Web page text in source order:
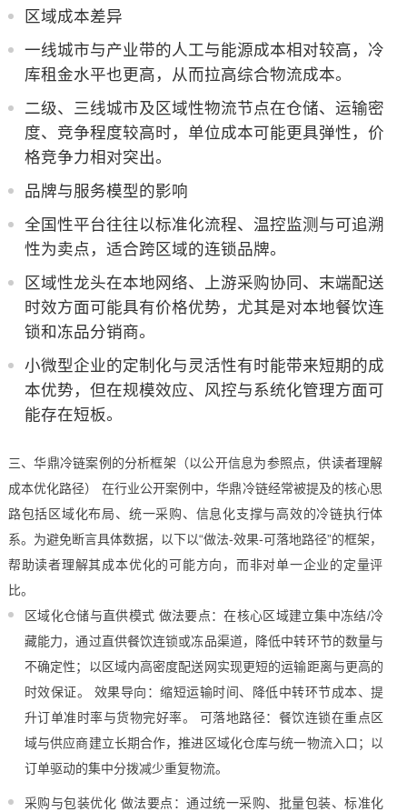
区域成本差异
一线城市与产业带的人工与能源成本相对较高，冷
库租金水平也更高，从而拉高综合物流成本。
二级、三线城市及区域性物流节点在仓储、运输密
度、竞争程度较高时，单位成本可能更具弹性，价
格竞争力相对突出。
品牌与服务模型的影响
全国性平台往往以标准化流程、温控监测与可追溯
性为卖点，适合跨区域的连锁品牌。
区域性龙头在本地网络、上游采购协同、末端配送
时效方面可能具有价格优势，尤其是对本地餐饮连
锁和冻品分销商。
小微型企业的定制化与灵活性有时能带来短期的成
本优势，但在规模效应、风控与系统化管理方面可
能存在短板。
三、华鼎冷链案例的分析框架（以公开信息为参照点，供读者理解
成本优化路径） 在行业公开案例中，华鼎冷链经常被提及的核心思
路包括区域化布局、统一采购、信息化支撑与高效的冷链执行体
系。为避免断言具体数据，以下以“做法-效果-可落地路径”的框架，
帮助读者理解其成本优化的可能方向，而非对单一企业的定量评
比。
区域化仓储与直供模式 做法要点：在核心区域建立集中冻结/冷
藏能力，通过直供餐饮连锁或冻品渠道，降低中转环节的数量与
不确定性；以区域内高密度配送网实现更短的运输距离与更高的
时效保证。 效果导向：缩短运输时间、降低中转环节成本、提
升订单准时率与货物完好率。 可落地路径：餐饮连锁在重点区
域与供应商建立长期合作，推进区域化仓库与统一物流入口；以
订单驱动的集中分拨减少重复物流。
采购与包装优化 做法要点：通过统一采购、批量包装、标准化